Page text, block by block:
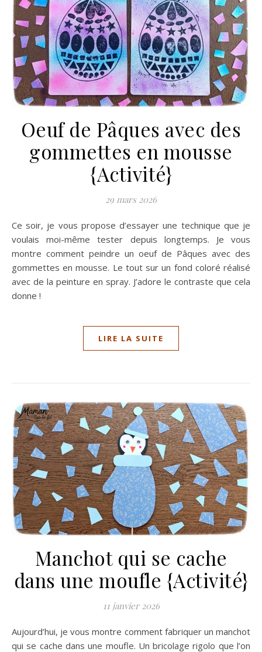
Oeuf de Pâques avec des
gommettes en mousse
{Activité}
29 mars 2026
Ce soir, je vous propose d’essayer une technique que je
voulais moi-même tester depuis longtemps. Je vous
montre comment peindre un oeuf de Pâques avec des
gommettes en mousse. Le tout sur un fond coloré réalisé
avec de la peinture en spray. J’adore le contraste que cela
donne !
LIRE LA SUITE
Manchot qui se cache
dans une moufle {Activité}
11 janvier 2026
Aujourd’hui, je vous montre comment fabriquer un manchot
qui se cache dans une moufle. Un bricolage rigolo que l’on